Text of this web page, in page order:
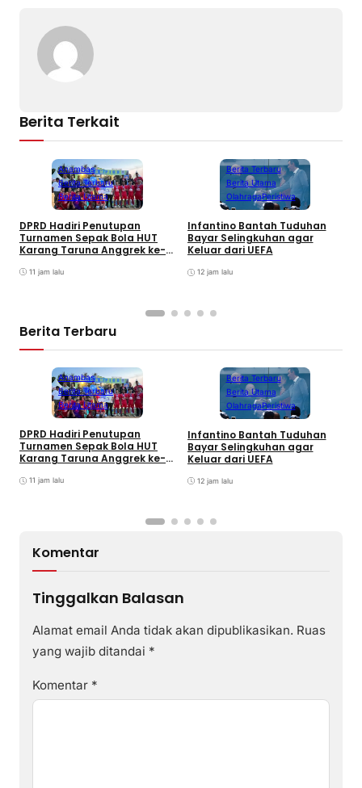
Berita Terkait
Anambas
Berita Terbaru
Berita Utama
DPRD Hadiri Penutupan
Turnamen Sepak Bola HUT
Karang Taruna Anggrek ke-
11 jam lalu
Berita Terbaru
Berita Utama
OlahragaPeristiwa
Infantino Bantah Tuduhan
Bayar Selingkuhan agar
Keluar dari UEFA
12 jam lalu
Berita Terbaru
Anambas
Berita Terbaru
Berita Utama
DPRD Hadiri Penutupan
Turnamen Sepak Bola HUT
Karang Taruna Anggrek ke-
11 jam lalu
Berita Terbaru
Berita Utama
OlahragaPeristiwa
Infantino Bantah Tuduhan
Bayar Selingkuhan agar
Keluar dari UEFA
12 jam lalu
Komentar
Tinggalkan Balasan
Alamat email Anda tidak akan dipublikasikan. Ruas
yang wajib ditandai *
Komentar *